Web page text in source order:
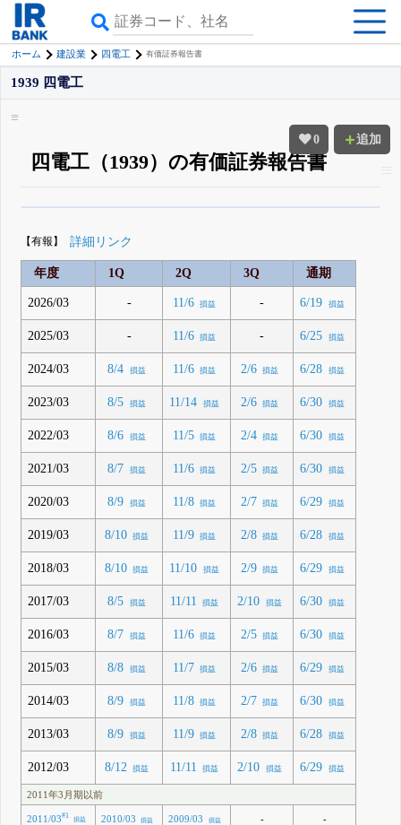
ホーム 建設業 四電工 有価証券報告書
0 追加
1939 四電工
四電工（1939）の有価証券報告書
詳しく見られる無料でβ版をはじめる
登録すると永久30%OFFと米株版の先行利用も付きます
【有報】 詳細リンク
年度 1Q 2Q 3Q 通期
2026/03 - 11/6 損益 - 6/19 損益
2025/03 - 11/6 損益 - 6/25 損益
2024/03 8/4 損益 11/6 損益 2/6 損益 6/28 損益
2023/03 8/5 損益 11/14 損益 2/6 損益 6/30 損益
2022/03 8/6 損益 11/5 損益 2/4 損益 6/30 損益
2021/03 8/7 損益 11/6 損益 2/5 損益 6/30 損益
2020/03 8/9 損益 11/8 損益 2/7 損益 6/29 損益
2019/03 8/10 損益 11/9 損益 2/8 損益 6/28 損益
2018/03 8/10 損益 11/10 損益 2/9 損益 6/29 損益
2017/03 8/5 損益 11/11 損益 2/10 損益 6/30 損益
2016/03 8/7 損益 11/6 損益 2/5 損益 6/30 損益
2015/03 8/8 損益 11/7 損益 2/6 損益 6/29 損益
2014/03 8/9 損益 11/8 損益 2/7 損益 6/30 損益
2013/03 8/9 損益 11/9 損益 2/8 損益 6/28 損益
2012/03 8/12 損益 11/11 損益 2/10 損益 6/29 損益
2011年3月期以前
2011/03#1
損益 2010/03 損益 2009/03 損益 - -